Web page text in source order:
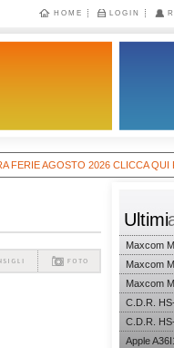
HOME LOGIN
AGOSTO 2026 CLICCA QUI PER
Ultimi
Maxcom
Maxcom
Maxcom
C.D.R.
C.D.R.
Apple